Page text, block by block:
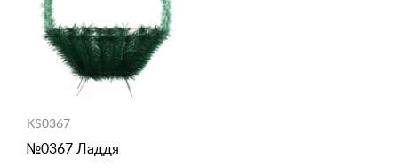
KS0367
№0367 Ладдя